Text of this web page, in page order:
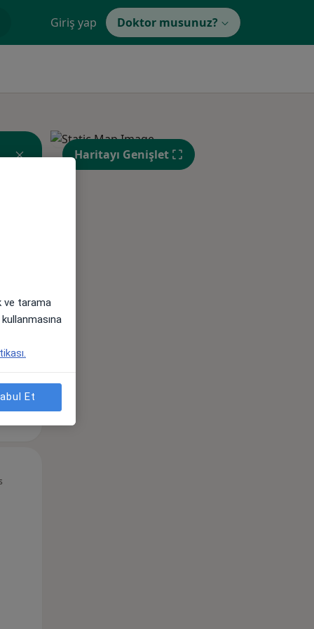
Giriş yap Doktor musunuz?
Haritayı Genişlet
ve tarama
Et